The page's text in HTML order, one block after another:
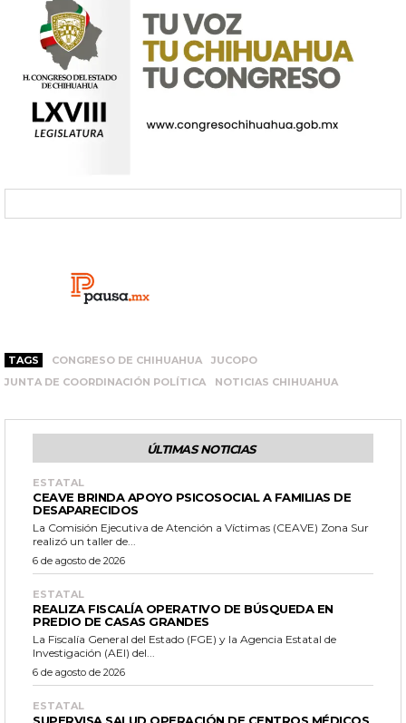
TAGS CONGRESO DE CHIHUAHUA
JUCOPO
JUNTA DE COORDINACIÓN POLÍTICA
NOTICIAS CHIHUAHUA
ÚLTIMAS NOTICIAS
ESTATAL
CEAVE BRINDA APOYO PSICOSOCIAL A FAMILIAS DE
DESAPARECIDOS
La Comisión Ejecutiva de Atención a Víctimas (CEAVE) Zona Sur
realizó un taller de...
6 de agosto de 2026
ESTATAL
REALIZA FISCALÍA OPERATIVO DE BÚSQUEDA EN
PREDIO DE CASAS GRANDES
La Fiscalía General del Estado (FGE) y la Agencia Estatal de
Investigación (AEI) del...
6 de agosto de 2026
ESTATAL